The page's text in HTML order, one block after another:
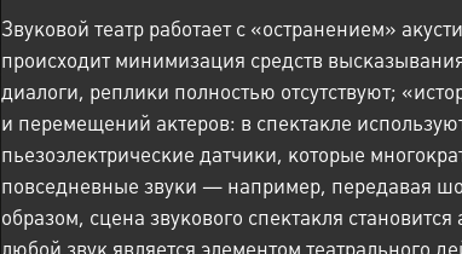
Звуковой театр работает с «остранением»
происходит минимизация средств
диалоги, реплики полностью отсутствуют;
и перемещений актеров: в спектакле
пьезоэлектрические датчики, которые
повседневные звуки — например, передавая
образом, сцена звукового спектакля
любой звук является элементом театрального